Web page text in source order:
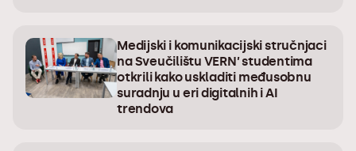
Medijski i komunikacijski stručnjaci
na Sveučilištu VERN’ studentima
otkrili kako uskladiti međusobnu
suradnju u eri digitalnih i AI
trendova